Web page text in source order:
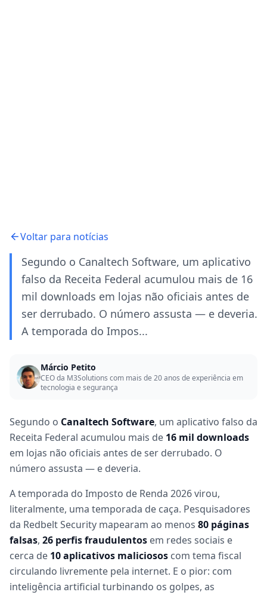
Voltar para notícias
Segundo o Canaltech Software, um aplicativo
falso da Receita Federal acumulou mais de 16
mil downloads em lojas não oficiais antes de
ser derrubado. O número assusta — e deveria.
A temporada do Impos...
Márcio Petito
CEO da M3Solutions com mais de 20 anos de experiência em
tecnologia e segurança
Segundo o Canaltech Software, um aplicativo falso da
Receita Federal acumulou mais de 16 mil downloads
em lojas não oficiais antes de ser derrubado. O
número assusta — e deveria.
A temporada do Imposto de Renda 2026 virou,
literalmente, uma temporada de caça. Pesquisadores
da Redbelt Security mapearam ao menos 80 páginas
falsas, 26 perfis fraudulentos em redes sociais e
cerca de 10 aplicativos maliciosos com tema fiscal
circulando livremente pela internet. E o pior: com
inteligência artificial turbinando os golpes, as